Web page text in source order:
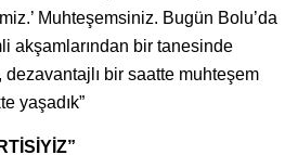
Muhteşemsiniz. Bugün Bolu’da
akşamlarından bir tanesinde
dezavantajlı bir saatte muhteşem
yaşadık”